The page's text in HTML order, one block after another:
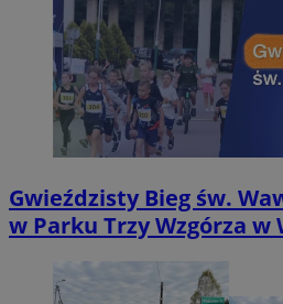
Gwieździsty Bieg św.
w Parku Trzy Wzgórza w